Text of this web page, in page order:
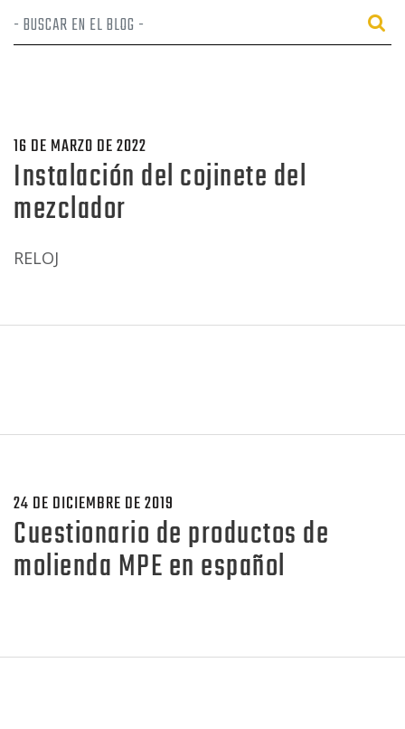
16 DE MARZO DE 2022
Instalación del cojinete del
mezclador
RELOJ
24 DE DICIEMBRE DE 2019
Cuestionario de productos de
molienda MPE en español